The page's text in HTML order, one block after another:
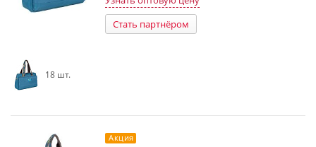
Стать партнёром
18 шт.
Акция